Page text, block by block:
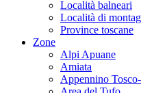
Località balneari
Località di
Province toscane
Zone
Alpi Apuane
Amiata
Appennino